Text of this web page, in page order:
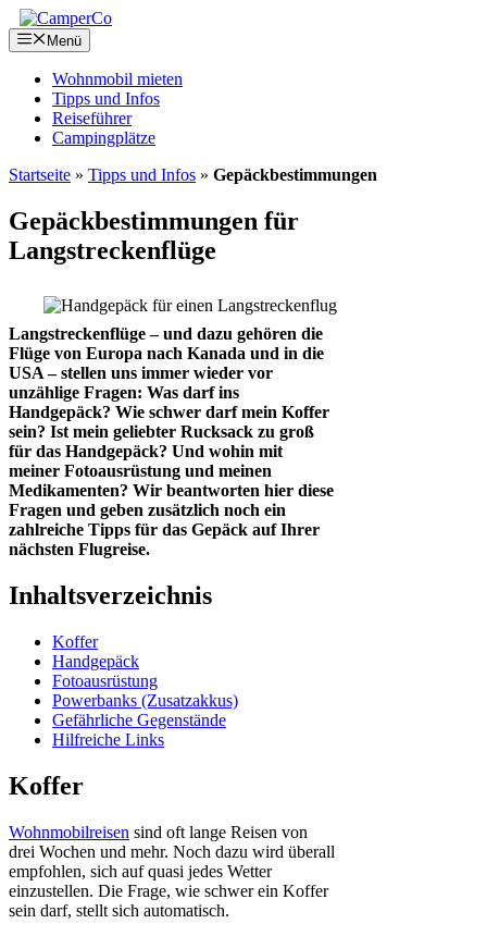
Zum
Inhalt
springen
Menü
Wohnmobil mieten
Tipps und Infos
Reiseführer
Campingplätze
Startseite » Tipps und Infos » Gepäckbestimmungen
Gepäckbestimmungen für
Langstreckenflüge
Langstreckenflüge – und dazu gehören die
Flüge von Europa nach Kanada und in die
USA – stellen uns immer wieder vor
unzählige Fragen: Was darf ins
Handgepäck? Wie schwer darf mein Koffer
sein? Ist mein geliebter Rucksack zu groß
für das Handgepäck? Und wohin mit
meiner Fotoausrüstung und meinen
Medikamenten? Wir beantworten hier diese
Fragen und geben zusätzlich noch ein
zahlreiche Tipps für das Gepäck auf Ihrer
nächsten Flugreise.
Inhaltsverzeichnis
Koffer
Handgepäck
Fotoausrüstung
Powerbanks (Zusatzakkus)
Gefährliche Gegenstände
Hilfreiche Links
Koffer
Wohnmobilreisen sind oft lange Reisen von
drei Wochen und mehr. Noch dazu wird überall
empfohlen, sich auf quasi jedes Wetter
einzustellen. Die Frage, wie schwer ein Koffer
sein darf, stellt sich automatisch.